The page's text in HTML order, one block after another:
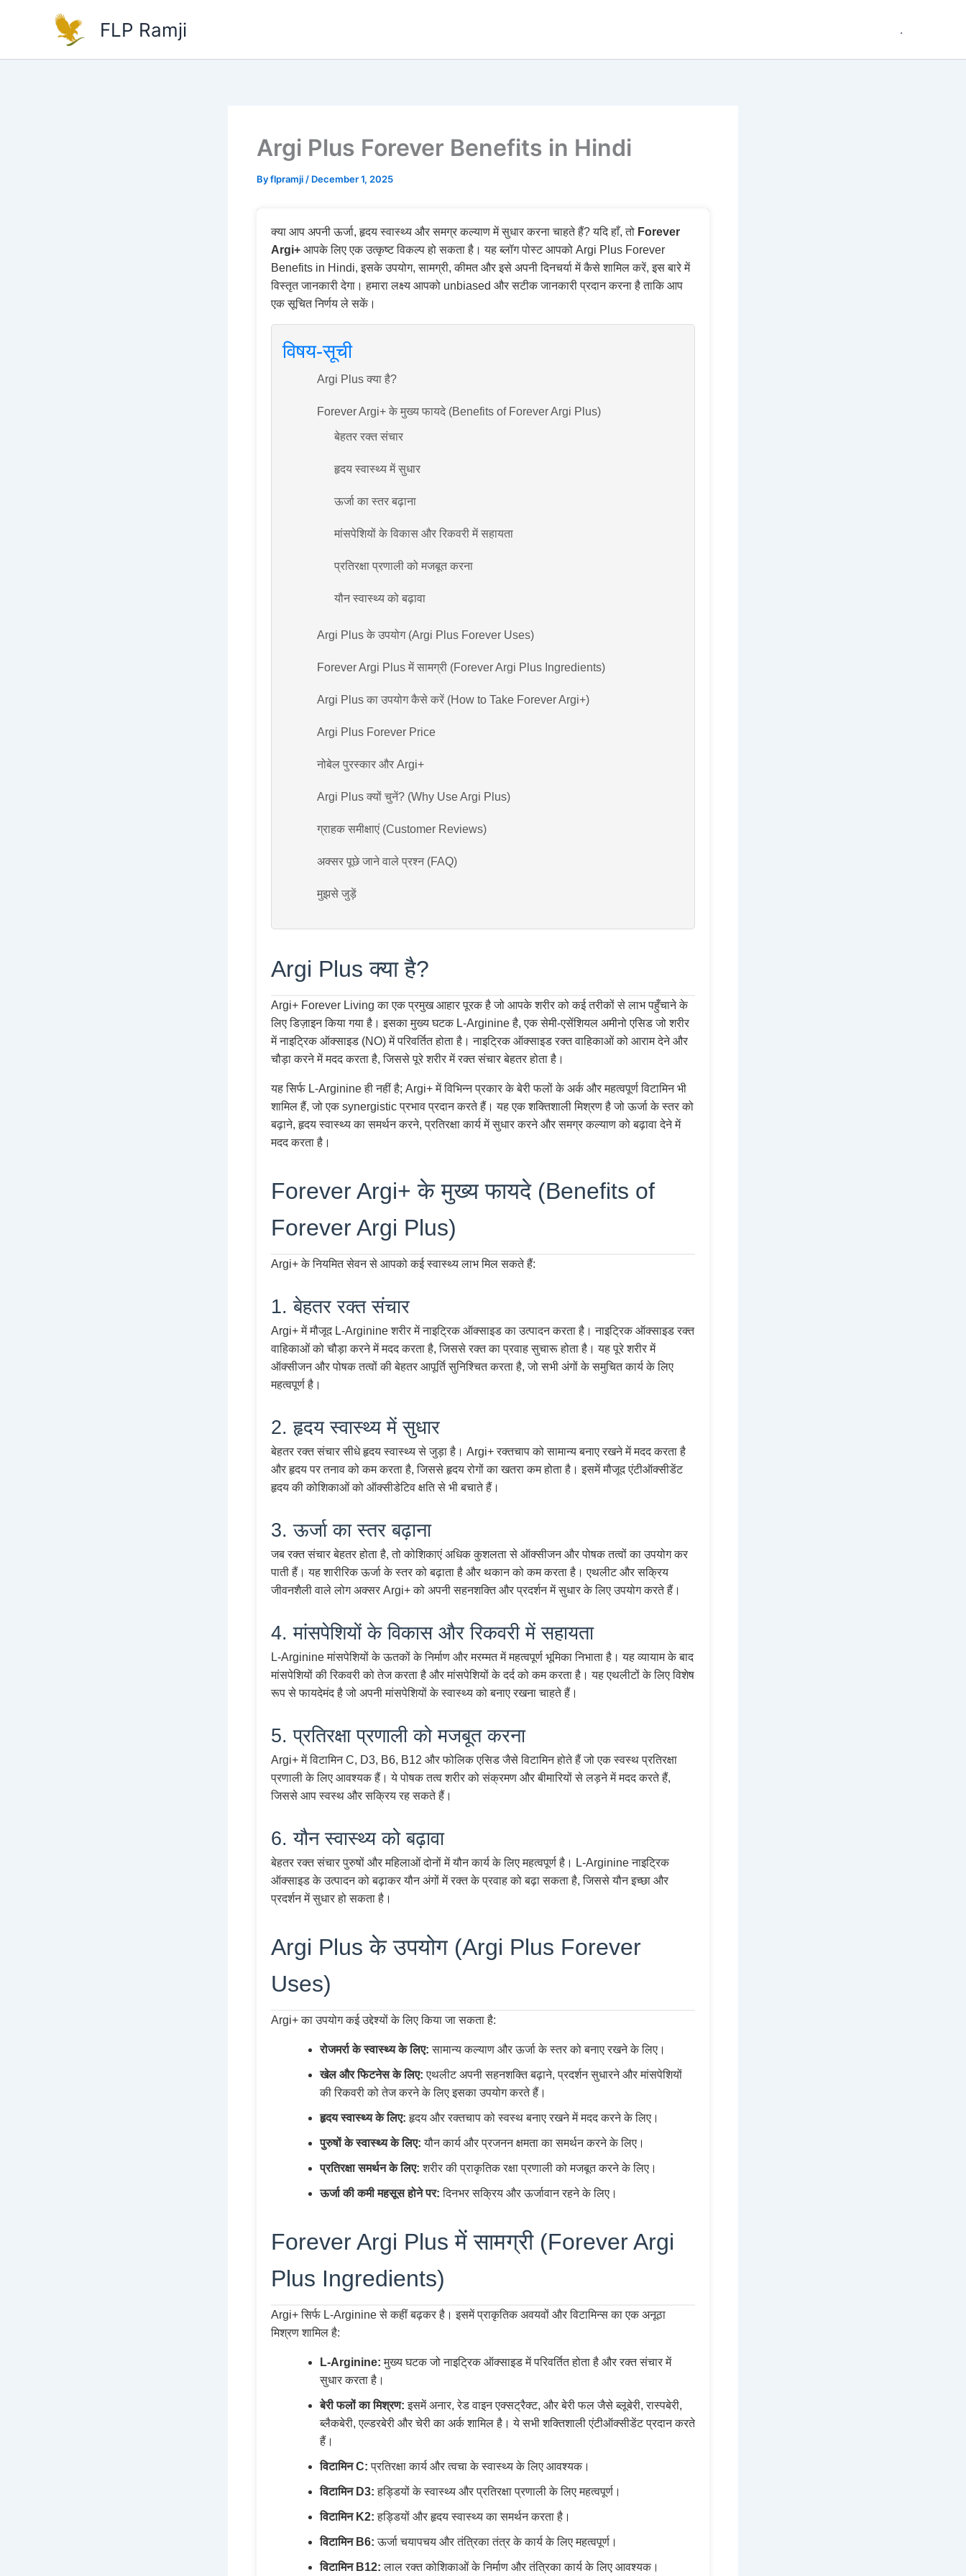
FLP Ramji .
Argi Plus Forever Benefits in Hindi
Byflpramji / December 1, 2025
क्या आप अपनी ऊर्जा, हृदय स्वास्थ्य और समग्र कल्याण में सुधार करना चाहते हैं? यदि हाँ, तो Forever
Argi+ आपके लिए एक उत्कृष्ट विकल्प हो सकता है। यह ब्लॉग पोस्ट आपको Argi Plus Forever
Benefits in Hindi, इसके उपयोग, सामग्री, कीमत और इसे अपनी दिनचर्या में कैसे शामिल करें, इस बारे में
विस्तृत जानकारी देगा। हमारा लक्ष्य आपको unbiased और सटीक जानकारी प्रदान करना है ताकि आप
एक सूचित निर्णय ले सकें।
विषय-सूची
Argi Plus क्या है?
Forever Argi+ के मुख्य फायदे (Benefits of Forever Argi Plus)
बेहतर रक्त संचार
हृदय स्वास्थ्य में सुधार
ऊर्जा का स्तर बढ़ाना
मांसपेशियों के विकास और रिकवरी में सहायता
प्रतिरक्षा प्रणाली को मजबूत करना
यौन स्वास्थ्य को बढ़ावा
Argi Plus के उपयोग (Argi Plus Forever Uses)
Forever Argi Plus में सामग्री (Forever Argi Plus Ingredients)
Argi Plus का उपयोग कैसे करें (How to Take Forever Argi+)
Argi Plus Forever Price
नोबेल पुरस्कार और Argi+
Argi Plus क्यों चुनें? (Why Use Argi Plus)
ग्राहक समीक्षाएं (Customer Reviews)
अक्सर पूछे जाने वाले प्रश्न (FAQ)
मुझसे जुड़ें
Argi Plus क्या है?
Argi+ Forever Living का एक प्रमुख आहार पूरक है जो आपके शरीर को कई तरीकों से लाभ पहुँचाने के
लिए डिज़ाइन किया गया है। इसका मुख्य घटक L-Arginine है, एक सेमी-एसेंशियल अमीनो एसिड जो शरीर
में नाइट्रिक ऑक्साइड (NO) में परिवर्तित होता है। नाइट्रिक ऑक्साइड रक्त वाहिकाओं को आराम देने और
चौड़ा करने में मदद करता है, जिससे पूरे शरीर में रक्त संचार बेहतर होता है।
यह सिर्फ L-Arginine ही नहीं है; Argi+ में विभिन्न प्रकार के बेरी फलों के अर्क और महत्वपूर्ण विटामिन भी
शामिल हैं, जो एक synergistic प्रभाव प्रदान करते हैं। यह एक शक्तिशाली मिश्रण है जो ऊर्जा के स्तर को
बढ़ाने, हृदय स्वास्थ्य का समर्थन करने, प्रतिरक्षा कार्य में सुधार करने और समग्र कल्याण को बढ़ावा देने में
मदद करता है।
Forever Argi+ के मुख्य फायदे (Benefits of
Forever Argi Plus)
Argi+ के नियमित सेवन से आपको कई स्वास्थ्य लाभ मिल सकते हैं:
1. बेहतर रक्त संचार
Argi+ में मौजूद L-Arginine शरीर में नाइट्रिक ऑक्साइड का उत्पादन करता है। नाइट्रिक ऑक्साइड रक्त
वाहिकाओं को चौड़ा करने में मदद करता है, जिससे रक्त का प्रवाह सुचारू होता है। यह पूरे शरीर में
ऑक्सीजन और पोषक तत्वों की बेहतर आपूर्ति सुनिश्चित करता है, जो सभी अंगों के समुचित कार्य के लिए
महत्वपूर्ण है।
2. हृदय स्वास्थ्य में सुधार
बेहतर रक्त संचार सीधे हृदय स्वास्थ्य से जुड़ा है। Argi+ रक्तचाप को सामान्य बनाए रखने में मदद करता है
और हृदय पर तनाव को कम करता है, जिससे हृदय रोगों का खतरा कम होता है। इसमें मौजूद एंटीऑक्सीडेंट
हृदय की कोशिकाओं को ऑक्सीडेटिव क्षति से भी बचाते हैं।
3. ऊर्जा का स्तर बढ़ाना
जब रक्त संचार बेहतर होता है, तो कोशिकाएं अधिक कुशलता से ऑक्सीजन और पोषक तत्वों का उपयोग कर
पाती हैं। यह शारीरिक ऊर्जा के स्तर को बढ़ाता है और थकान को कम करता है। एथलीट और सक्रिय
जीवनशैली वाले लोग अक्सर Argi+ को अपनी सहनशक्ति और प्रदर्शन में सुधार के लिए उपयोग करते हैं।
4. मांसपेशियों के विकास और रिकवरी में सहायता
L-Arginine मांसपेशियों के ऊतकों के निर्माण और मरम्मत में महत्वपूर्ण भूमिका निभाता है। यह व्यायाम के बाद
मांसपेशियों की रिकवरी को तेज करता है और मांसपेशियों के दर्द को कम करता है। यह एथलीटों के लिए विशेष
रूप से फायदेमंद है जो अपनी मांसपेशियों के स्वास्थ्य को बनाए रखना चाहते हैं।
5. प्रतिरक्षा प्रणाली को मजबूत करना
Argi+ में विटामिन C, D3, B6, B12 और फोलिक एसिड जैसे विटामिन होते हैं जो एक स्वस्थ प्रतिरक्षा
प्रणाली के लिए आवश्यक हैं। ये पोषक तत्व शरीर को संक्रमण और बीमारियों से लड़ने में मदद करते हैं,
जिससे आप स्वस्थ और सक्रिय रह सकते हैं।
6. यौन स्वास्थ्य को बढ़ावा
बेहतर रक्त संचार पुरुषों और महिलाओं दोनों में यौन कार्य के लिए महत्वपूर्ण है। L-Arginine नाइट्रिक
ऑक्साइड के उत्पादन को बढ़ाकर यौन अंगों में रक्त के प्रवाह को बढ़ा सकता है, जिससे यौन इच्छा और
प्रदर्शन में सुधार हो सकता है।
Argi Plus के उपयोग (Argi Plus Forever
Uses)
Argi+ का उपयोग कई उद्देश्यों के लिए किया जा सकता है:
रोजमर्रा के स्वास्थ्य के लिए: सामान्य कल्याण और ऊर्जा के स्तर को बनाए रखने के लिए।
खेल और फिटनेस के लिए: एथलीट अपनी सहनशक्ति बढ़ाने, प्रदर्शन सुधारने और मांसपेशियों
की रिकवरी को तेज करने के लिए इसका उपयोग करते हैं।
हृदय स्वास्थ्य के लिए: हृदय और रक्तचाप को स्वस्थ बनाए रखने में मदद करने के लिए।
पुरुषों के स्वास्थ्य के लिए: यौन कार्य और प्रजनन क्षमता का समर्थन करने के लिए।
प्रतिरक्षा समर्थन के लिए: शरीर की प्राकृतिक रक्षा प्रणाली को मजबूत करने के लिए।
ऊर्जा की कमी महसूस होने पर: दिनभर सक्रिय और ऊर्जावान रहने के लिए।
Forever Argi Plus में सामग्री (Forever Argi
Plus Ingredients)
Argi+ सिर्फ L-Arginine से कहीं बढ़कर है। इसमें प्राकृतिक अवयवों और विटामिन्स का एक अनूठा
मिश्रण शामिल है:
L-Arginine: मुख्य घटक जो नाइट्रिक ऑक्साइड में परिवर्तित होता है और रक्त संचार में
सुधार करता है।
बेरी फलों का मिश्रण: इसमें अनार, रेड वाइन एक्सट्रैक्ट, और बेरी फल जैसे ब्लूबेरी, रास्पबेरी,
ब्लैकबेरी, एल्डरबेरी और चेरी का अर्क शामिल है। ये सभी शक्तिशाली एंटीऑक्सीडेंट प्रदान करते
हैं।
विटामिन C: प्रतिरक्षा कार्य और त्वचा के स्वास्थ्य के लिए आवश्यक।
विटामिन D3: हड्डियों के स्वास्थ्य और प्रतिरक्षा प्रणाली के लिए महत्वपूर्ण।
विटामिन K2: हड्डियों और हृदय स्वास्थ्य का समर्थन करता है।
विटामिन B6: ऊर्जा चयापचय और तंत्रिका तंत्र के कार्य के लिए महत्वपूर्ण।
विटामिन B12: लाल रक्त कोशिकाओं के निर्माण और तंत्रिका कार्य के लिए आवश्यक।